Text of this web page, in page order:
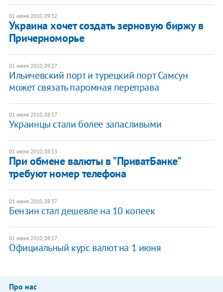
01 июня 2010, 09:32
Украина хочет создать зерновую биржу в
Причерноморье
01 июня 2010, 09:27
Ильичевский порт и турецкий порт Самсун
может связать паромная переправа
01 июня 2010, 08:57
Украинцы стали более запасливыми
01 июня 2010, 08:53
При обмене валюты в "ПриватБанке"
требуют номер телефона
01 июня 2010, 08:37
Бензин стал дешевле на 10 копеек
01 июня 2010, 08:17
Официальный курс валют на 1 июня
Про нас